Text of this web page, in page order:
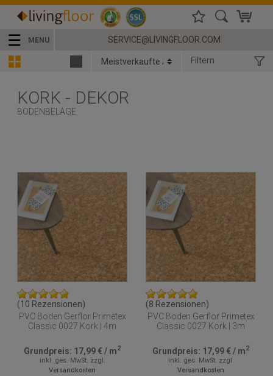
☰ MENU SERVICE@LIVINGFLOOR.COM
Filtern
KORK - DEKOR
BODENBELÄGE
(10 Rezensionen)
PVC Boden Gerflor Primetex
Classic 0027 Kork | 4m
Grundpreis: 17,99 €/ m2
inkl. ges. MwSt. zzgl.
Versandkosten
(8 Rezensionen)
PVC Boden Gerflor Primetex
Classic 0027 Kork | 3m
Grundpreis: 17,99 €/ m2
inkl. ges. MwSt. zzgl.
Versandkosten